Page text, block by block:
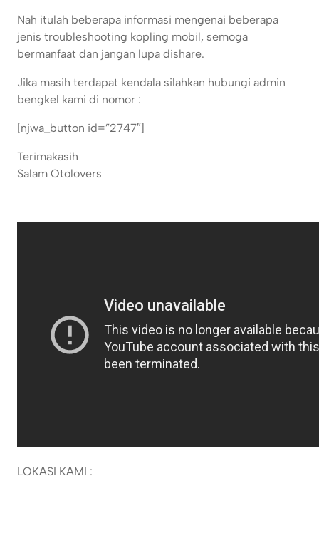
Nah itulah beberapa informasi mengenai beberapa
jenis troubleshooting kopling mobil, semoga
bermanfaat dan jangan lupa dishare.
Jika masih terdapat kendala silahkan hubungi admin
bengkel kami di nomor :
[njwa_button id=”2747″]
Terimakasih
Salam Otolovers
LOKASI KAMI :